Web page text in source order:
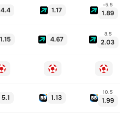
4.4 1.17
-5.5
1.89
1.15 4.67
8.5
2.03
5.1 1.13
10.5
1.99